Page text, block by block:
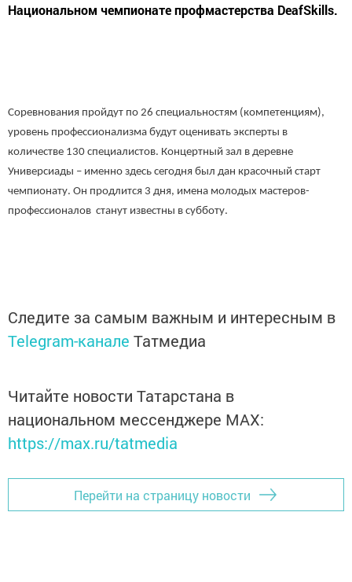
Национальном чемпионате профмастерства DeafSkills.
Соревнования пройдут по 26 специальностям (компетенциям),
уровень профессионализма будут оценивать эксперты в
количестве 130 специалистов. Концертный зал в деревне
Универсиады – именно здесь сегодня был дан красочный старт
чемпионату. Он продлится 3 дня, имена молодых мастеров-
профессионалов станут известны в субботу.
Следите за самым важным и интересным в
Telegram-канале Татмедиа
Читайте новости Татарстана в
национальном мессенджере MАХ:
https://max.ru/tatmedia
Перейти на страницу новости